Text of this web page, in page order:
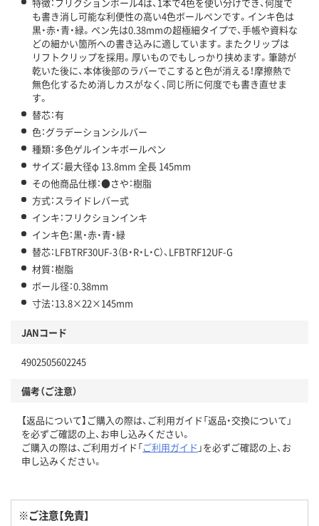
も書き消し可能な利便性の高い4色ボールペンです。インキ色は
黒・赤・青・緑。ペン先は0.38mmの超極細タイプで、手帳や資料な
どの細かい箇所への書き込みに適しています。またクリップは
リフトクリップを採用。厚いものでもしっかり挟めます。筆跡が
乾いた後に、本体後部のラバーでこすると色が消える！摩擦熱で
無色化するため消しカスがなく、同じ所に何度でも書き直せま
す。
替芯：有
色：グラデーションシルバー
種類：多色ゲルインキボールペン
サイズ：最大径φ 13.8mm 全長 145mm
その他商品仕様：●さや：樹脂
方式：スライドレバー式
インキ：フリクションインキ
インキ色：黒・赤・青・緑
替芯：LFBTRF30UF-3（B・R・L・C）、LFBTRF12UF-G
材質：樹脂
ボール径：0.38mm
寸法：13.8×22×145mm
JANコード
4902505602245
備考（ご注意）
【返品について】ご購入の際は、ご利用ガイド「返品・交換について」
を必ずご確認の上、お申し込みください。
ご購入の際は、ご利用ガイド「ご利用ガイド 」を必ずご確認の上、お
申し込みください。
※ご注意【免責】